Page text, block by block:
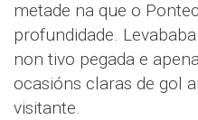
metade na que o
profundidade.
non tivo pegada e
ocasións claras de gol
visitante.